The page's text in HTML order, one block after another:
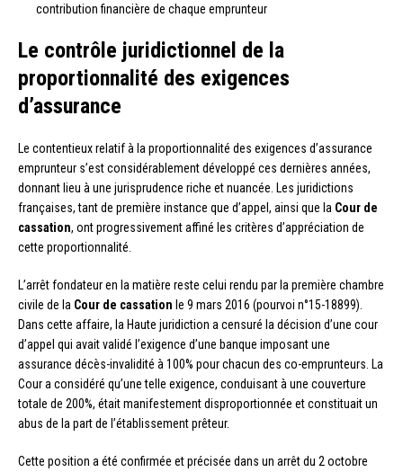
contribution financière de chaque emprunteur
Le contrôle juridictionnel de la
proportionnalité des exigences
d’assurance
Le contentieux relatif à la proportionnalité des exigences d’assurance
emprunteur s’est considérablement développé ces dernières années,
donnant lieu à une jurisprudence riche et nuancée. Les juridictions
françaises, tant de première instance que d’appel, ainsi que la Cour de
cassation, ont progressivement affiné les critères d’appréciation de
cette proportionnalité.
L’arrêt fondateur en la matière reste celui rendu par la première chambre
civile de la Cour de cassation le 9 mars 2016 (pourvoi n°15-18899).
Dans cette affaire, la Haute juridiction a censuré la décision d’une cour
d’appel qui avait validé l’exigence d’une banque imposant une
assurance décès-invalidité à 100% pour chacun des co-emprunteurs. La
Cour a considéré qu’une telle exigence, conduisant à une couverture
totale de 200%, était manifestement disproportionnée et constituait un
abus de la part de l’établissement prêteur.
Cette position a été confirmée et précisée dans un arrêt du 2 octobre